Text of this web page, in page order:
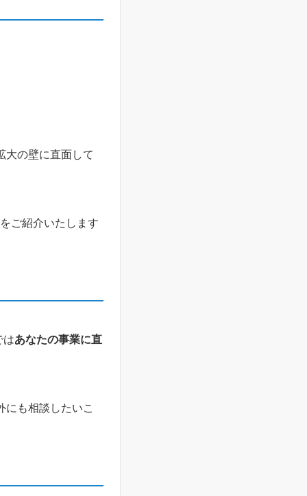
大の壁に直面して
ご紹介いたします
はあなたの事業に直
も相談したいこ